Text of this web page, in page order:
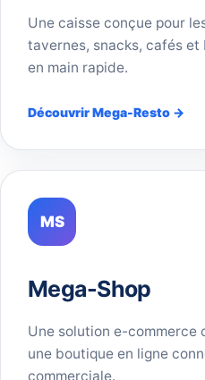
Une caisse conçue pour
tavernes, snacks, cafés et
en main rapide.
Découvrir Mega-Resto →
MS
Mega-Shop
Une solution e-commerce
une boutique en ligne
commerciale.